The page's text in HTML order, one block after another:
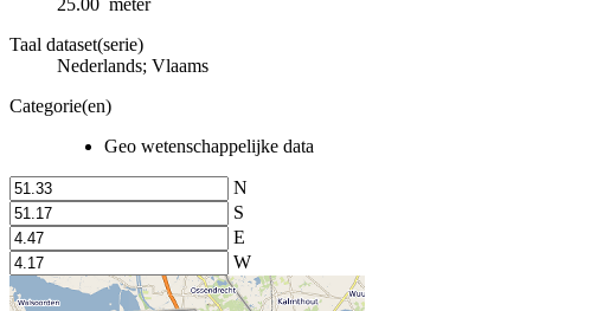
Taal dataset(serie)
Nederlands; Vlaams
Categorie(en)
Geo wetenschappelijke data
N
S
E
W